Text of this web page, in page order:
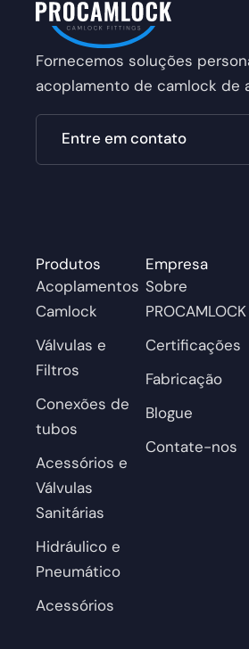
Fornecemos soluções
acoplamento de camlock de
Entre em contato
Produtos
Acoplamentos
Camlock
Válvulas e
Filtros
Conexões de
tubos
Acessórios e
Válvulas
Sanitárias
Hidráulico e
Pneumático
Acessórios
Empresa
Sobre
PROCAMLOCK
Certificações
Fabricação
Blogue
Contate-nos